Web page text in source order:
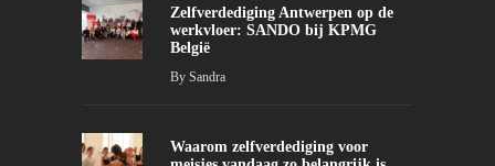
Zelfverdediging Antwerpen op de
werkvloer: SANDO bij KPMG
België
By Sandra
Waarom zelfverdediging voor